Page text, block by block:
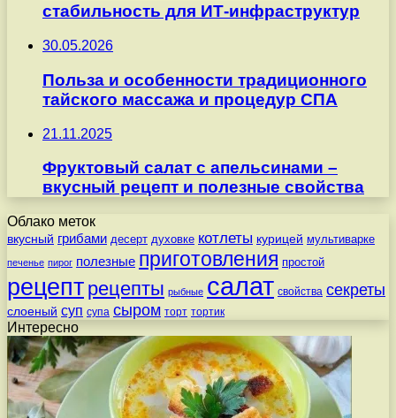
стабильность для ИТ-инфраструктур
30.05.2026
Польза и особенности традиционного
тайского массажа и процедур СПА
21.11.2025
Фруктовый салат с апельсинами –
вкусный рецепт и полезные свойства
Облако меток
вкусный грибами десерт духовке котлеты курицей мультиварке
печенье пирог полезные приготовления простой
рецепт рецепты рыбные салат свойства секреты
слоеный суп супа сыром торт тортик
Интересно